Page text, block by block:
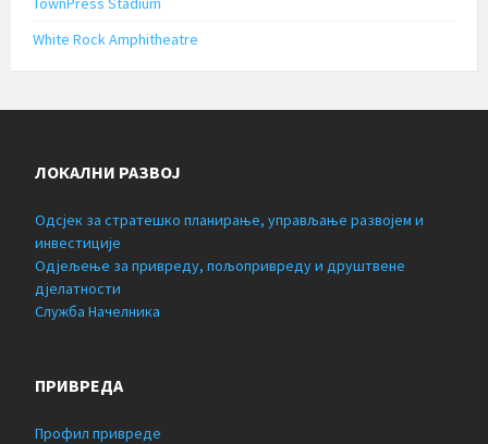
White Rock Amphitheatre
ЛОКАЛНИ РАЗВОЈ
Одсјек за стратешко планирање, управљање развојем и
инвестиције
Одјељење за привреду, пољопривреду и друштвене
дјелатности
Служба Начелника
ПРИВРЕДА
Профил привреде